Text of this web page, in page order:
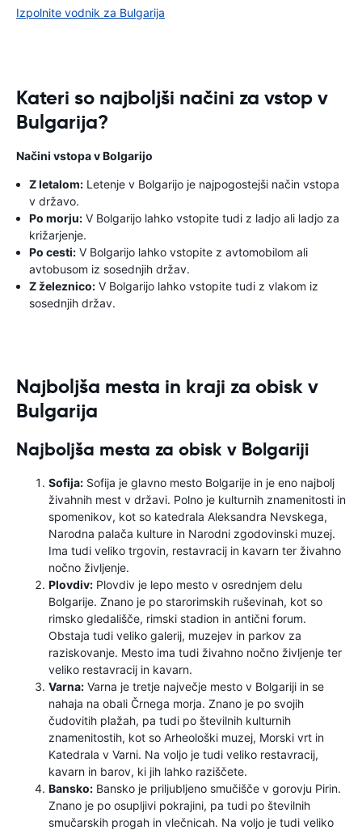
Izpolnite vodnik za Bulgarija
Kateri so najboljši načini za vstop v
Bulgarija?
Načini vstopa v Bolgarijo
Z letalom: Letenje v Bolgarijo je najpogostejši način vstopa
v državo.
Po morju: V Bolgarijo lahko vstopite tudi z ladjo ali ladjo za
križarjenje.
Po cesti: V Bolgarijo lahko vstopite z avtomobilom ali
avtobusom iz sosednjih držav.
Z železnico: V Bolgarijo lahko vstopite tudi z vlakom iz
sosednjih držav.
Najboljša mesta in kraji za obisk v
Bulgarija
Najboljša mesta za obisk v Bolgariji
Sofija: Sofija je glavno mesto Bolgarije in je eno najbolj
živahnih mest v državi. Polno je kulturnih znamenitosti in
spomenikov, kot so katedrala Aleksandra Nevskega,
Narodna palača kulture in Narodni zgodovinski muzej.
Ima tudi veliko trgovin, restavracij in kavarn ter živahno
nočno življenje.
Plovdiv: Plovdiv je lepo mesto v osrednjem delu
Bolgarije. Znano je po starorimskih ruševinah, kot so
rimsko gledališče, rimski stadion in antični forum.
Obstaja tudi veliko galerij, muzejev in parkov za
raziskovanje. Mesto ima tudi živahno nočno življenje ter
veliko restavracij in kavarn.
Varna: Varna je tretje največje mesto v Bolgariji in se
nahaja na obali Črnega morja. Znano je po svojih
čudovitih plažah, pa tudi po številnih kulturnih
znamenitostih, kot so Arheološki muzej, Morski vrt in
Katedrala v Varni. Na voljo je tudi veliko restavracij,
kavarn in barov, ki jih lahko raziščete.
Bansko: Bansko je priljubljeno smučišče v gorovju Pirin.
Znano je po osupljivi pokrajini, pa tudi po številnih
smučarskih progah in vlečnicah. Na voljo je tudi veliko